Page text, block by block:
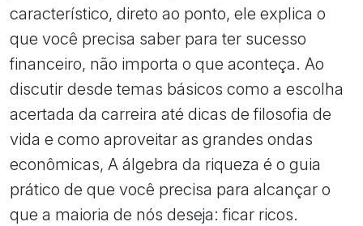
característico, direto ao ponto, ele explica o
que você precisa saber para ter sucesso
financeiro, não importa o que aconteça. Ao
discutir desde temas básicos como a escolha
acertada da carreira até dicas de filosofia de
vida e como aproveitar as grandes ondas
econômicas, A álgebra da riqueza é o guia
prático de que você precisa para alcançar o
que a maioria de nós deseja: ficar ricos.